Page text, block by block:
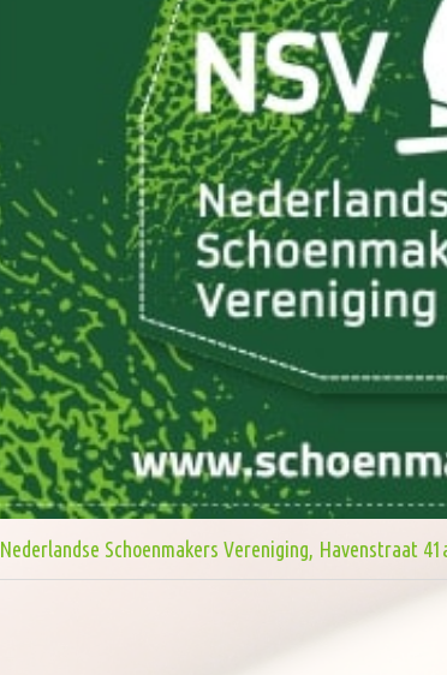
Nederlandse Schoenmakers Vereniging, Havenstraat